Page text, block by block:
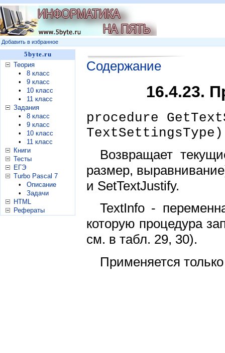
Добавить в избранное
5byte.ru
Теория
•
8 класс
•
9 класс
•
10 класс
•
11 класс
Задания
•
8 класс
•
9 класс
•
10 класс
•
11 класс
Книги
Тесты
ЕГЭ
Turbo Pascal 7
•
Описание
•
Задачи
HTML
Рефераты
Содержание
16.4.23.
procedure
Возвращает
размер,
и SetTextJustify.
TextInfo -
которую процедура
см. в табл. 29, 30).
Применяется